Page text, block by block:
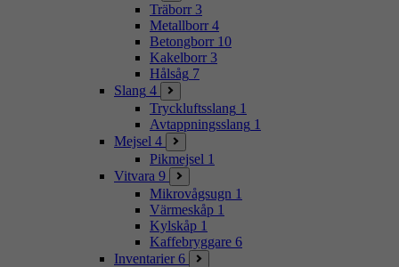
Träborr 3
Metallborr 4
Betongborr 10
Kakelborr 3
Hålsåg 7
Slang 4
Tryckluftsslang 1
Avtappningsslang 1
Mejsel 4
Pikmejsel 1
Vitvara 9
Mikrovågsugn 1
Värmeskåp 1
Kylskåp 1
Kaffebryggare 6
Inventarier 6